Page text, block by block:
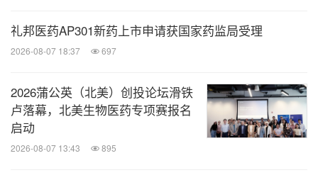
礼邦医药AP301新药上市申请获国家药监局受理
2026-08-07 18:37 697
2026蒲公英（北美）创投论坛滑铁
卢落幕，北美生物医药专项赛报名
启动
2026-08-07 13:43 895